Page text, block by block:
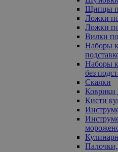
Щипцы
Ложки
Ложки
Вилки
Наборы
Наборы
без
Скалки
Коврики
Кисти